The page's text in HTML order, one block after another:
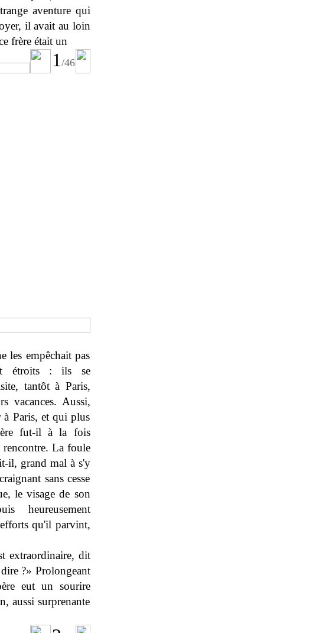
aventure qui
il avait au loin
frère était un
1 /46
les empêchait pas
étroits : ils se
tantôt à Paris,
vacances. Aussi,
Paris, et qui plus
fut-il à la fois
rencontre. La foule
il, grand mal à s'y
sans cesse
le visage de son
heureusement
qu'il parvint,
extraordinaire, dit
?» Prolongeant
eut un sourire
aussi surprenante